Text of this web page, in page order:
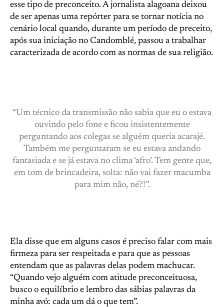
esse tipo de preconceito. A jornalista alagoana deixou
de ser apenas uma repórter para se tornar notícia no
cenário local quando, durante um período de preceito,
após sua iniciação no Candomblé, passou a trabalhar
caracterizada de acordo com as normas de sua religião.
“Um técnico da transmissão não sabia que eu o estava
ouvindo pelo fone e ficou insistentemente
perguntando aos colegas se alguém queria acarajé.
Também me perguntaram se eu estava andando
fantasiada e se já estava no clima ‘afro’. Tem gente que,
em tom de brincadeira, solta: não vai fazer macumba
para mim não, né?!”.
Ela disse que em alguns casos é preciso falar com mais
firmeza para ser respeitada e para que as pessoas
entendam que as palavras delas podem machucar.
“Quando vejo alguém com atitude preconceituosa,
busco o equilíbrio e lembro das sábias palavras da
minha avó: cada um dá o que tem”.